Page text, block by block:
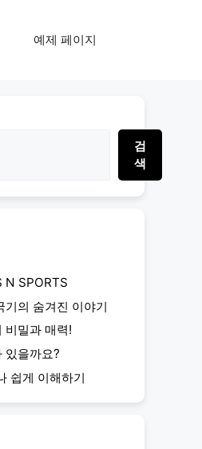
예제 페이지
검
색
N SPORTS
기의 숨겨진 이야기
비밀과 매력!
있을까요?
쉽게 이해하기